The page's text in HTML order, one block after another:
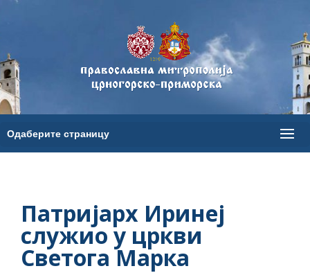
Патријарх Иринеј
служио у цркви
Светога Марка